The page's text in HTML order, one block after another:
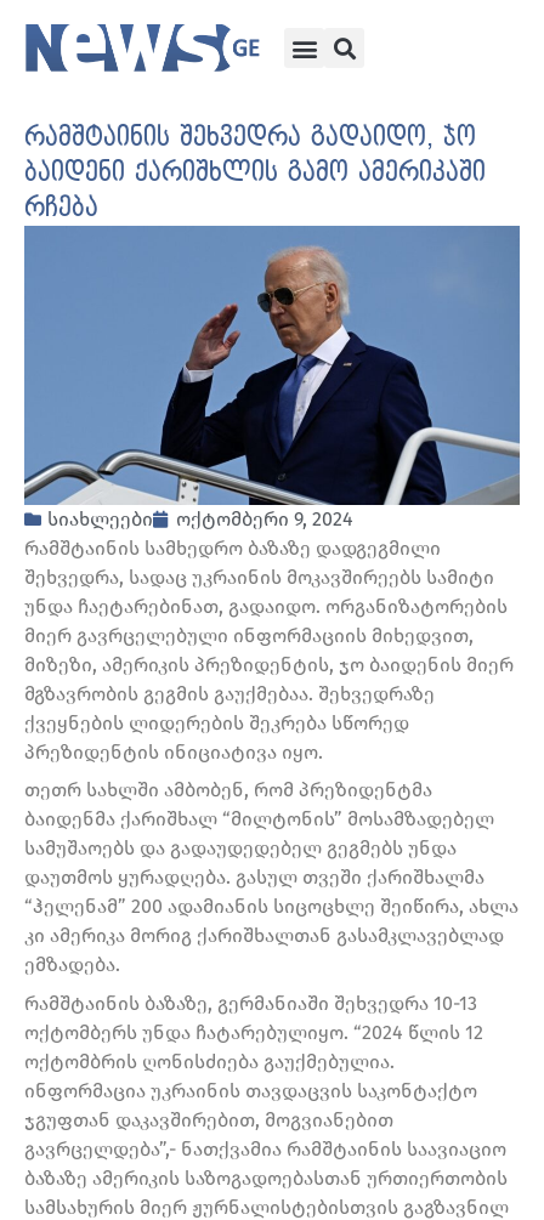
რამშტაინის შეხვედრა გადაიდო, ჯო
ბაიდენი ქარიშხლის გამო ამერიკაში
რჩება
სიახლეები
ოქტომბერი 9, 2024
რამშტაინის სამხედრო ბაზაზე დადგეგმილი
შეხვედრა, სადაც უკრაინის მოკავშირეებს სამიტი
უნდა ჩაეტარებინათ, გადაიდო. ორგანიზატორების
მიერ გავრცელებული ინფორმაციის მიხედვით,
მიზეზი, ამერიკის პრეზიდენტის, ჯო ბაიდენის მიერ
მგზავრობის გეგმის გაუქმებაა. შეხვედრაზე
ქვეყნების ლიდერების შეკრება სწორედ
პრეზიდენტის ინიციატივა იყო.
თეთრ სახლში ამბობენ, რომ პრეზიდენტმა
ბაიდენმა ქარიშხალ “მილტონის” მოსამზადებელ
სამუშაოებს და გადაუდედებელ გეგმებს უნდა
დაუთმოს ყურადღება. გასულ თვეში ქარიშხალმა
“ჰელენამ” 200 ადამიანის სიცოცხლე შეიწირა, ახლა
კი ამერიკა მორიგ ქარიშხალთან გასამკლავებლად
ემზადება.
რამშტაინის ბაზაზე, გერმანიაში შეხვედრა 10-13
ოქტომბერს უნდა ჩატარებულიყო. “2024 წლის 12
ოქტომბრის ღონისძიება გაუქმებულია.
ინფორმაცია უკრაინის თავდაცვის საკონტაქტო
ჯგუფთან დაკავშირებით, მოგვიანებით
გავრცელდება”,- ნათქვამია რამშტაინის საავიაციო
ბაზაზე ამერიკის საზოგადოებასთან ურთიერთობის
სამსახურის მიერ ჟურნალისტებისთვის გაგზავნილ